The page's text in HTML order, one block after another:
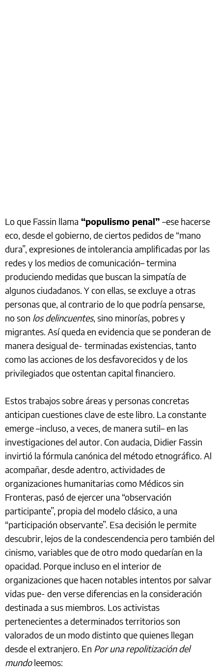
Lo que Fassin llama “populismo penal” –ese hacerse
eco, desde el gobierno, de ciertos pedidos de “mano
dura”, expresiones de intolerancia amplificadas por las
redes y los medios de comunicación– termina
produciendo medidas que buscan la simpatía de
algunos ciudadanos. Y con ellas, se excluye a otras
personas que, al contrario de lo que podría pensarse,
no son los delincuentes, sino minorías, pobres y
migrantes. Así queda en evidencia que se ponderan de
manera desigual de- terminadas existencias, tanto
como las acciones de los desfavorecidos y de los
privilegiados que ostentan capital financiero.
Estos trabajos sobre áreas y personas concretas
anticipan cuestiones clave de este libro. La constante
emerge –incluso, a veces, de manera sutil– en las
investigaciones del autor. Con audacia, Didier Fassin
invirtió la fórmula canónica del método etnográfico. Al
acompañar, desde adentro, actividades de
organizaciones humanitarias como Médicos sin
Fronteras, pasó de ejercer una “observación
participante”, propia del modelo clásico, a una
“participación observante”. Esa decisión le permite
descubrir, lejos de la condescendencia pero también del
cinismo, variables que de otro modo quedarían en la
opacidad. Porque incluso en el interior de
organizaciones que hacen notables intentos por salvar
vidas pue- den verse diferencias en la consideración
destinada a sus miembros. Los activistas
pertenecientes a determinados territorios son
valorados de un modo distinto que quienes llegan
desde el extranjero. En Por una repolitización del
mundoleemos: